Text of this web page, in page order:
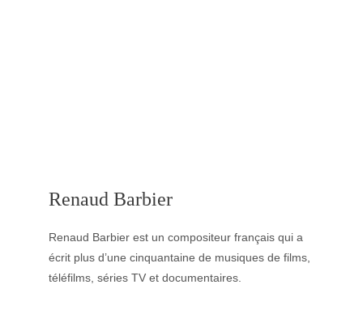
Renaud Barbier
Renaud Barbier est un compositeur français qui a
écrit plus d’une cinquantaine de musiques de films,
téléfilms, séries TV et documentaires.